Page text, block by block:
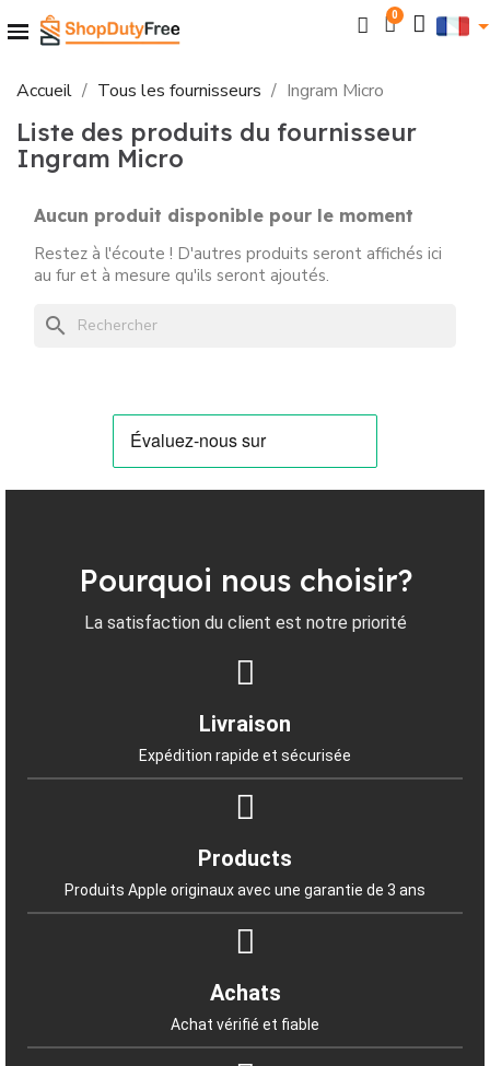
Accueil Tous les fournisseurs Ingram Micro
Liste des produits du fournisseur
Ingram Micro
Aucun produit disponible pour le moment
Restez à l'écoute ! D'autres produits seront affichés ici
au fur et à mesure qu'ils seront ajoutés.
search
Pourquoi nous choisir?
La satisfaction du client est notre priorité
Livraison
Expédition rapide et sécurisée
Products
Produits Apple originaux avec une garantie de 3 ans
Achats
Achat vérifié et fiable